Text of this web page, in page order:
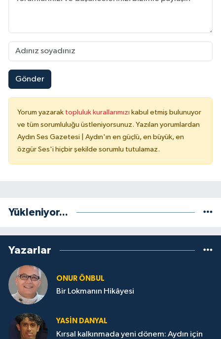
Gönder
Yorum yazarak topluluk kurallarımızı kabul etmiş bulunuyor
ve tüm sorumluluğu üstleniyorsunuz. Yazılan yorumlardan
Aydın Ses Gazetesi | Aydın'ın en güçlü, en büyük, en
özgür Ses'i hiçbir şekilde sorumlu tutulamaz.
Yükleniyor...
Yazarlar
ONUR ÖNBUL
Bir Lokmanın Hikâyesi
YASIN DANYAL
Kırsal kalkınmada yeni dönem: Aydın için